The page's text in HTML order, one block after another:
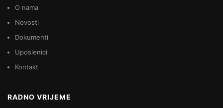
O nama
Novosti
Dokumenti
Uposlenici
Kontakt
RADNO VRIJEME